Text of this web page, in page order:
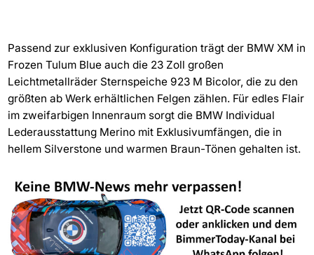
Passend zur exklusiven Konfiguration trägt der BMW XM in
Frozen Tulum Blue auch die 23 Zoll großen
Leichtmetallräder Sternspeiche 923 M Bicolor, die zu den
größten ab Werk erhältlichen Felgen zählen. Für edles Flair
im zweifarbigen Innenraum sorgt die BMW Individual
Lederausstattung Merino mit Exklusivumfängen, die in
hellem Silverstone und warmen Braun-Tönen gehalten ist.